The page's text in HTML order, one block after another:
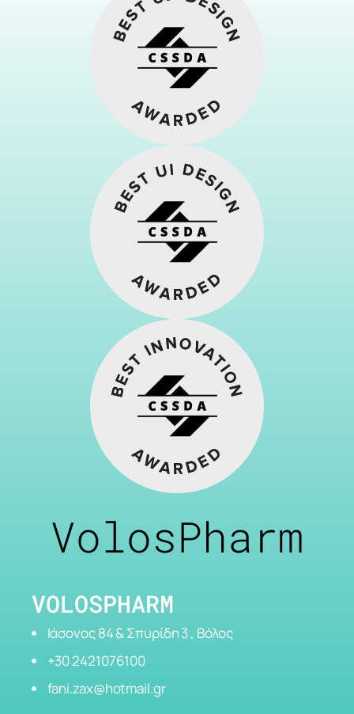
VolosPharm
VOLOSPHARM
Ιάσονος 84 & Σπυρίδη 3 , Βόλος
+30 2421076100
fani.zax@hotmail.gr